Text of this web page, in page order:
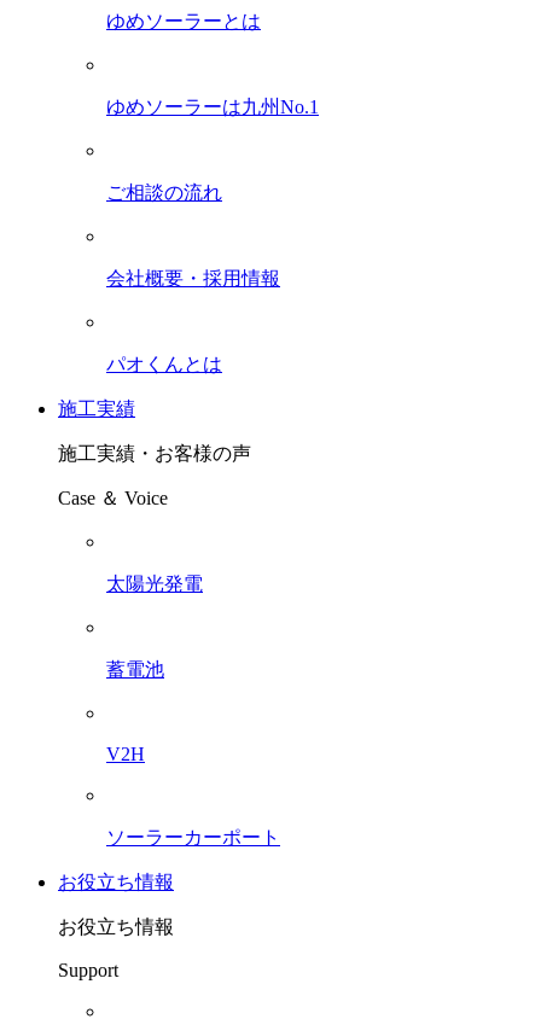
ゆめソーラーとは
ゆめソーラーは九州No.1
ご相談の流れ
会社概要・採用情報
パオくんとは
施工実績
施工実績・お客様の声
Case ＆ Voice
太陽光発電
蓄電池
V2H
ソーラーカーポート
お役立ち情報
お役立ち情報
Support